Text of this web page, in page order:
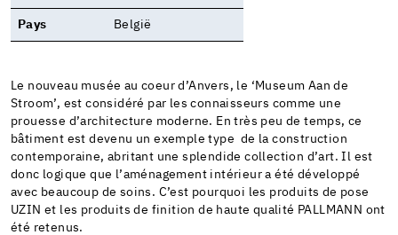
Pays België
Le nouveau musée au coeur d’Anvers, le ‘Museum Aan de
Stroom’, est considéré par les connaisseurs comme une
prouesse d’architecture moderne. En très peu de temps, ce
bâtiment est devenu un exemple type de la construction
contemporaine, abritant une splendide collection d’art. Il est
donc logique que l’aménagement intérieur a été développé
avec beaucoup de soins. C’est pourquoi les produits de pose
UZIN et les produits de finition de haute qualité PALLMANN ont
été retenus.